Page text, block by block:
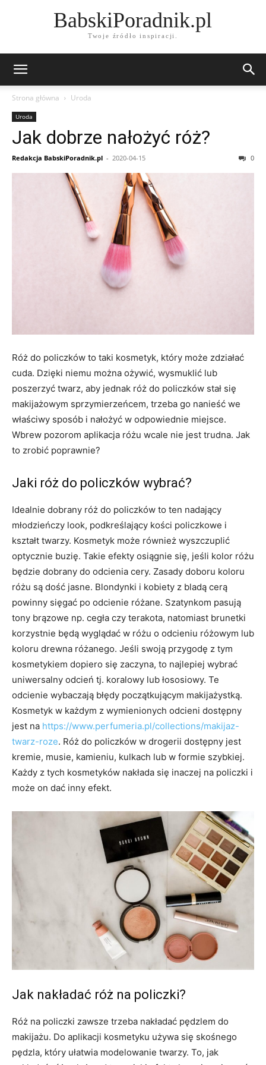
BabskiPoradnik.pl
Twoje źródło inspiracji.
Strona główna Uroda
Uroda
Jak dobrze nałożyć róż?
Redakcja BabskiPoradnik.pl - 2020-04-15 0
Róż do policzków to taki kosmetyk, który może zdziałać
cuda. Dzięki niemu można ożywić, wysmuklić lub
poszerzyć twarz, aby jednak róż do policzków stał się
makijażowym sprzymierzeńcem, trzeba go nanieść we
właściwy sposób i nałożyć w odpowiednie miejsce.
Wbrew pozorom aplikacja różu wcale nie jest trudna. Jak
to zrobić poprawnie?
Jaki róż do policzków wybrać?
Idealnie dobrany róż do policzków to ten nadający
młodzieńczy look, podkreślający kości policzkowe i
kształt twarzy. Kosmetyk może również wyszczuplić
optycznie buzię. Takie efekty osiągnie się, jeśli kolor różu
będzie dobrany do odcienia cery. Zasady doboru koloru
różu są dość jasne. Blondynki i kobiety z bladą cerą
powinny sięgać po odcienie różane. Szatynkom pasują
tony brązowe np. cegła czy terakota, natomiast brunetki
korzystnie będą wyglądać w różu o odcieniu różowym lub
koloru drewna różanego. Jeśli swoją przygodę z tym
kosmetykiem dopiero się zaczyna, to najlepiej wybrać
uniwersalny odcień tj. koralowy lub łososiowy. Te
odcienie wybaczają błędy początkującym makijażystką.
Kosmetyk w każdym z wymienionych odcieni dostępny
jest na https://www.perfumeria.pl/collections/makijaz-
twarz-roze. Róż do policzków w drogerii dostępny jest
kremie, musie, kamieniu, kulkach lub w formie szybkiej.
Każdy z tych kosmetyków nakłada się inaczej na policzki i
może on dać inny efekt.
Jak nakładać róż na policzki?
Róż na policzki zawsze trzeba nakładać pędzlem do
makijażu. Do aplikacji kosmetyku używa się skośnego
pędzla, który ułatwia modelowanie twarzy. To, jak